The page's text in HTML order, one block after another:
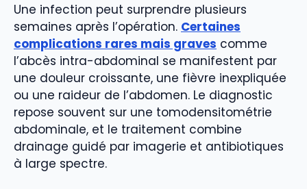
Une infection peut surprendre plusieurs
semaines après l’opération. Certaines
complications rares mais graves comme
l’abcès intra-abdominal se manifestent par
une douleur croissante, une fièvre inexpliquée
ou une raideur de l’abdomen. Le diagnostic
repose souvent sur une tomodensitométrie
abdominale, et le traitement combine
drainage guidé par imagerie et antibiotiques
à large spectre.